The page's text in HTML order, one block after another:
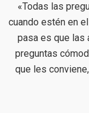
«Todas las
cuando estén en
pasa es que las
preguntas
que les